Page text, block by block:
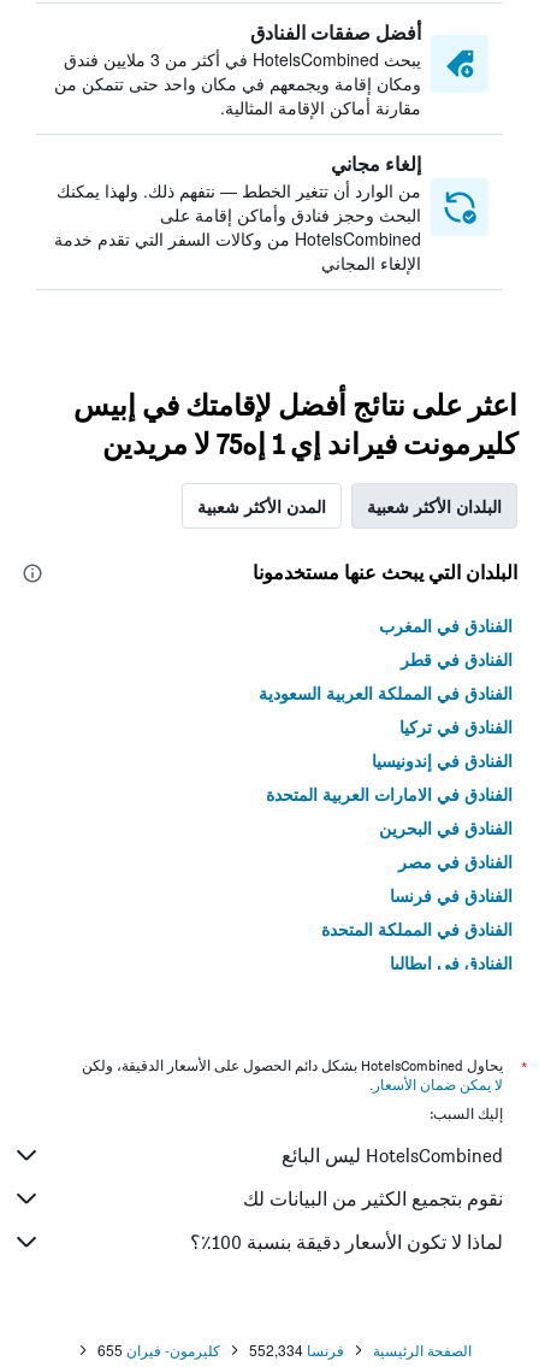
أفضل صفقات الفنادق
يبحث HotelsCombined في أكثر من 3 ملايين فندق
ومكان إقامة ويجمعهم في مكان واحد حتى تتمكن من
مقارنة أماكن الإقامة المثالية.
إلغاء مجاني
من الوارد أن تتغير الخطط — نتفهم ذلك. ولهذا يمكنك
البحث وحجز فنادق وأماكن إقامة على
HotelsCombined من وكالات السفر التي تقدم خدمة
الإلغاء المجاني
اعثر على نتائج أفضل لإقامتك في إبيس
كليرمونت فيراند إي 1 إه75 لا مريدين
البلدان الأكثر شعبية المدن الأكثر شعبية
البلدان التي يبحث عنها مستخدمونا
الفنادق في المغرب
الفنادق في قطر
الفنادق في المملكة العربية السعودية
الفنادق في تركيا
الفنادق في إندونيسيا
الفنادق في الامارات العربية المتحدة
الفنادق في البحرين
الفنادق في مصر
الفنادق في فرنسا
الفنادق في المملكة المتحدة
الفنادق في إيطاليا
*
يحاول HotelsCombined بشكل دائم الحصول على الأسعار الدقيقة، ولكن
لا يمكن ضمان الأسعار .
إليك السبب:
HotelsCombined ليس البائع
نقوم بتجميع الكثير من البيانات لك
لماذا لا تكون الأسعار دقيقة بنسبة 100٪؟
الصفحة الرئيسية فرنسا 552,334 كليرمون- فيران 655